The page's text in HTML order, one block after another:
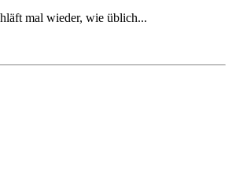
mal wieder, wie üblich...